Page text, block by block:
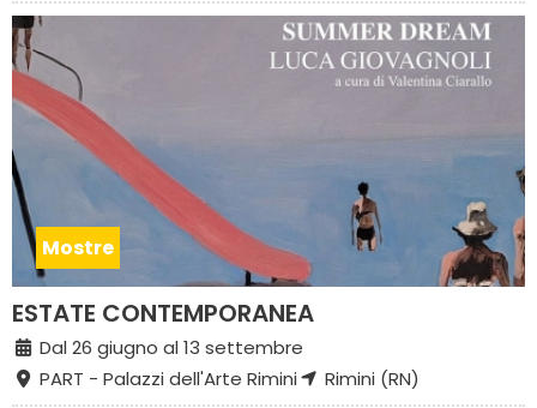
Mostre
ESTATE CONTEMPORANEA
Dal 26 giugno al 13 settembre
PART - Palazzi dell'Arte Rimini
Rimini (RN)